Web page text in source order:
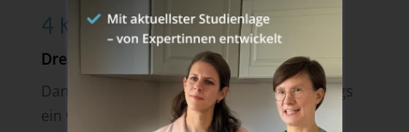
4 Kommentare
Drea am 12. Januar 2018 um 11:04
Danke für den Artikel. Mir fehlt hier allerdings
ein wenig die Erläuterung wofür die